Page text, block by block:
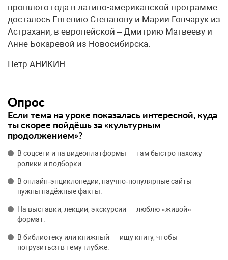
прошлого года в латино-американской программе
досталось Евгению Степанову и Марии Гончарук из
Астрахани, в европейской – Дмитрию Матвееву и
Анне Бокаревой из Новосибирска.
Петр АНИКИН
Опрос
Если тема на уроке показалась интересной, куда
ты скорее пойдёшь за «культурным
продолжением»?
В соцсети и на видеоплатформы — там быстро нахожу
ролики и подборки.
В онлайн‑энциклопедии, научно‑популярные сайты —
нужны надёжные факты.
На выставки, лекции, экскурсии — люблю «живой»
формат.
В библиотеку или книжный — ищу книгу, чтобы
погрузиться в тему глубже.